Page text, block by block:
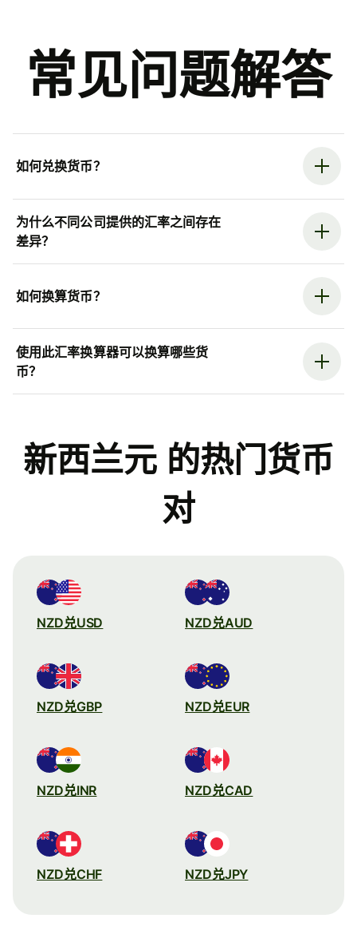
常见问题解答
如何兑换货币？
为什么不同公司提供的汇率之间存在
差异？
如何换算货币？
使用此汇率换算器可以换算哪些货
币？
新西兰元 的热门货币
对
NZD兑USD NZD兑AUD
NZD兑GBP NZD兑EUR
NZD兑INR NZD兑CAD
NZD兑CHF NZD兑JPY